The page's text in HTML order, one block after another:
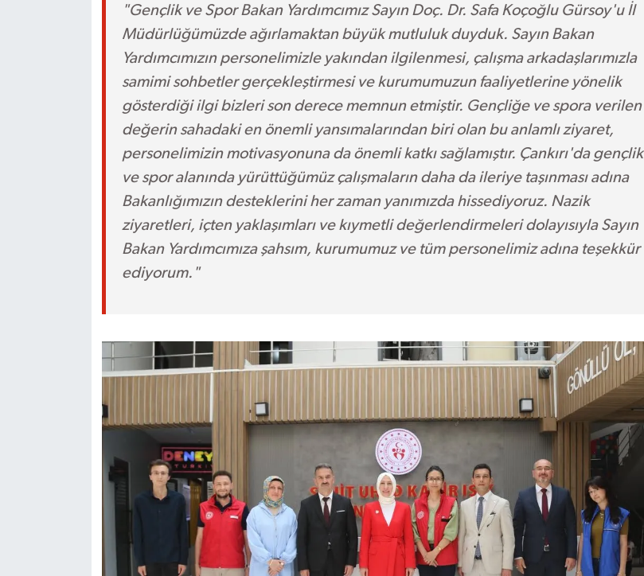
"Gençlik ve Spor Bakan Yardımcımız Sayın Doç. Dr. Safa Koçoğlu Gürsoy'u İl
Müdürlüğümüzde ağırlamaktan büyük mutluluk duyduk. Sayın Bakan
Yardımcımızın personelimizle yakından ilgilenmesi, çalışma arkadaşlarımızla
samimi sohbetler gerçekleştirmesi ve kurumumuzun faaliyetlerine yönelik
gösterdiği ilgi bizleri son derece memnun etmiştir. Gençliğe ve spora verilen
değerin sahadaki en önemli yansımalarından biri olan bu anlamlı ziyaret,
personelimizin motivasyonuna da önemli katkı sağlamıştır. Çankırı'da gençlik
ve spor alanında yürüttüğümüz çalışmaların daha da ileriye taşınması adına
Bakanlığımızın desteklerini her zaman yanımızda hissediyoruz. Nazik
ziyaretleri, içten yaklaşımları ve kıymetli değerlendirmeleri dolayısıyla Sayın
Bakan Yardımcımıza şahsım, kurumumuz ve tüm personelimiz adına teşekkür
ediyorum."